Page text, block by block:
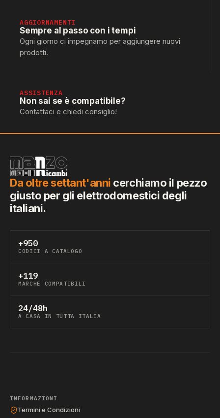
AGGIORNAMENTI
Sempre al passo con i tempi
Ogni giorno ci impegnamo per aggiungere nuovi
prodotti.
ASSISTENZA
Non sai se è compatibile?
Contattaci e chiedi consiglio!
Da oltre settant'anni cerchiamo il pezzo
giusto per gli elettrodomestici degli
italiani.
+950
CODICI A CATALOGO
+119
MARCHE COMPATIBILI
24/48h
A CASA IN TUTTA ITALIA
INFORMAZIONI
Termini e Condizioni